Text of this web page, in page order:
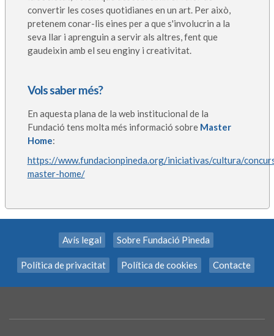
convertir les coses quotidianes en un art. Per això,
pretenem conar-lis eines per a que s'involucrin a la
seva llar i aprenguin a servir als altres, fent que
gaudeixin amb el seu enginy i creativitat.
Vols saber més?
En aquesta plana de la web institucional de la
Fundació tens molta més informació sobre Master
Home:
https://www.fundacionpineda.org/iniciativas/cultura/
master-home/
Avís legal Sobre Fundació Pineda
Política de privacitat Política de cookies Contacte